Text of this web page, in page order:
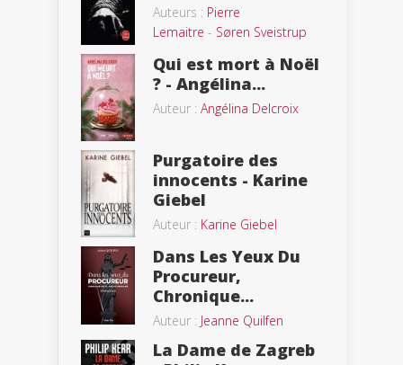
Auteurs : Pierre
Lemaitre - Søren Sveistrup
Qui est mort à Noël
? - Angélina...
Auteur : Angélina Delcroix
Purgatoire des
innocents - Karine
Giebel
Auteur : Karine Giebel
Dans Les Yeux Du
Procureur,
Chronique...
Auteur : Jeanne Quilfen
La Dame de Zagreb